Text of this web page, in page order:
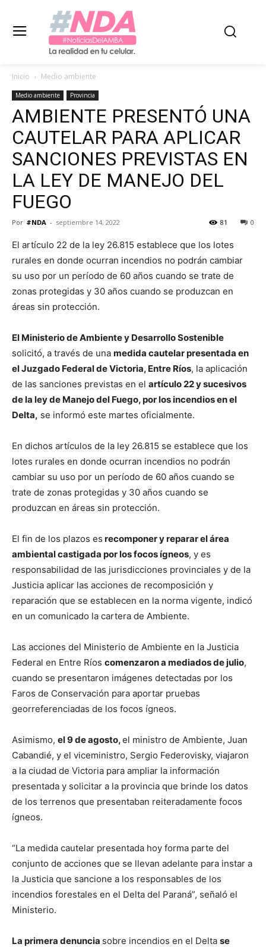
Inicio Medio ambiente
Medio ambiente Provincia
AMBIENTE PRESENTÓ UNA
CAUTELAR PARA APLICAR
SANCIONES PREVISTAS EN
LA LEY DE MANEJO DEL
FUEGO
Por #NDA - septiembre 14, 2022 0
81
El artículo 22 de la ley 26.815 establece que los lotes
rurales en donde ocurran incendios no podrán cambiar
su uso por un período de 60 años cuando se trate de
zonas protegidas y 30 años cuando se produzcan en
áreas sin protección.
El Ministerio de Ambiente y Desarrollo Sostenible
solicitó, a través de una medida cautelar presentada en
el Juzgado Federal de Victoria, Entre Ríos, la aplicación
de las sanciones previstas en el artículo 22 y sucesivos
de la ley de Manejo del Fuego, por los incendios en el
Delta, se informó este martes oficialmente.
En dichos artículos de la ley 26.815 se establece que los
lotes rurales en donde ocurran incendios no podrán
cambiar su uso por un período de 60 años cuando se
trate de zonas protegidas y 30 años cuando se
produzcan en áreas sin protección.
El fin de los plazos es recomponer y reparar el área
ambiental castigada por los focos ígneos, y es
responsabilidad de las jurisdicciones provinciales y de la
Justicia aplicar las acciones de recomposición y
reparación que se establecen en la norma vigente, indicó
en un comunicado la cartera de Ambiente.
Las acciones del Ministerio de Ambiente en la Justicia
Federal en Entre Ríos comenzaron a mediados de julio,
cuando se presentaron imágenes detectadas por los
Faros de Conservación para aportar pruebas
georreferenciadas de los focos ígneos.
Asimismo, el 9 de agosto,el ministro de Ambiente, Juan
Cabandié, y el viceministro, Sergio Federovisky, viajaron
a la ciudad de Victoria para ampliar la información
presentada y solicitar a la provincia que brinde los datos
de los terrenos que presentaban reiteradamente focos
ígneos.
“La medida cautelar presentada hoy forma parte del
conjunto de acciones que se llevan adelante para instar a
la Justicia que sancione a los responsables de los
incendios forestales en el Delta del Paraná”, señaló el
Ministerio.
La primera denuncia sobre incendios en el Delta se